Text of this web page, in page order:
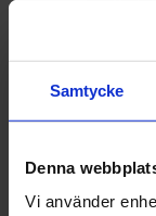
Samtycke
Denna
Vi använder
Senaste